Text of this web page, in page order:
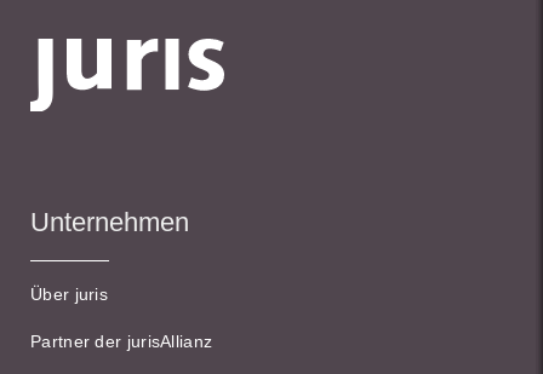
Unternehmen
Über juris
Partner der jurisAllianz